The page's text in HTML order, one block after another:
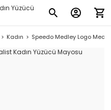
Kadın Speedo Medley Logo